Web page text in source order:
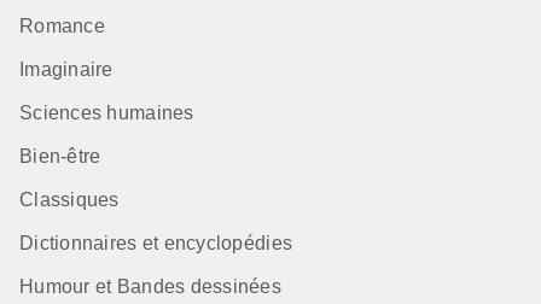
Romance
Imaginaire
Sciences humaines
Bien-être
Classiques
Dictionnaires et encyclopédies
Humour et Bandes dessinées